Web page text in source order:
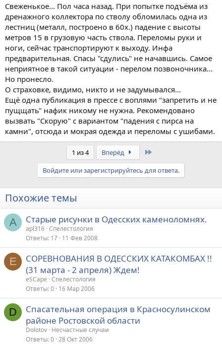
Свеженькое... Пол часа назад. При попытке подъёма из
дренажного коллектора по стволу обломилась одна из
лестниц (металл, построено в 60х.) падение с высоты
метров 15 в грузовую часть ствола. Переломы руки и
ноги, сейчас транспортируют к выходу. Инфа
предварительная. Спасы "сдулись" не начавшись. Самое
неприятное в такой ситуации - перелом позвоночника...
Но пронесло.
О страховке, видимо, никто и не задумывался...
Ещё одна публикация в прессе с воплями "запретить и не
пущщать" нафик никому не нужна. Рекомендовано
вызвать "Скорую" с вариантом "падения с пирса на
камни", отсюда и мокрая одежда и переломы с ушибами.
1 из 4 Вперёд
Войдите или зарегистрируйтесь для ответа.
Похожие темы
A Старые рисунки в Одесских каменоломнях.
apl316 Спелестология
Ответы 17 11 Фев 2008
E
СОРЕВНОВАНИЯ В ОДЕССКИХ КАТАКОМБАХ !!
(31 марта - 2 апреля) Ждем!
eSCape Спелестология
Ответы 0 16 Мар 2006
D
Спасательная операция в Красносулинском
районе Ростовской области
Dolotov Несчастные случаи
Ответы 0 28 Окт 2006